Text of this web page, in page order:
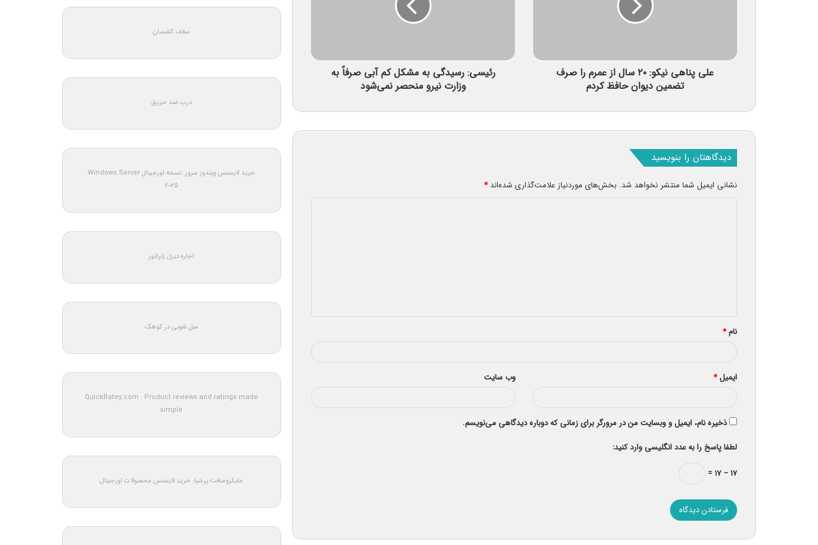
علی پناهی نیکو: ۲۰ سال از عمرم را صرف
تضمین دیوان حافظ کردم
رئیسی: رسیدگی به مشکل کم آبی صرفاً به
وزارت نیرو منحصر نمی‌شود
دیدگاهتان را بنویسید
نشانی ایمیل شما منتشر نخواهد شد. بخش‌های موردنیاز علامت‌گذاری شده‌اند*
*
نام*
ایمیل* وب‌ سایت
ذخیره نام، ایمیل و وبسایت من در مرورگر برای زمانی که دوباره دیدگاهی می‌نویسم.
لطفا پاسخ را به عدد انگلیسی وارد کنید:
۱۷ − ۱۷ =
سقف کشسان
درب ضد حریق
خرید لایسنس ویندوز سرور: نسخه اورجینال Windows Server
2025
اجاره دیزل ژنراتور
مبل شویی در کوهک
QuickRatey.com : Product reviews and ratings made
simple
مایکروسافت پرشیا: خرید لایسنس محصولات اورجینال